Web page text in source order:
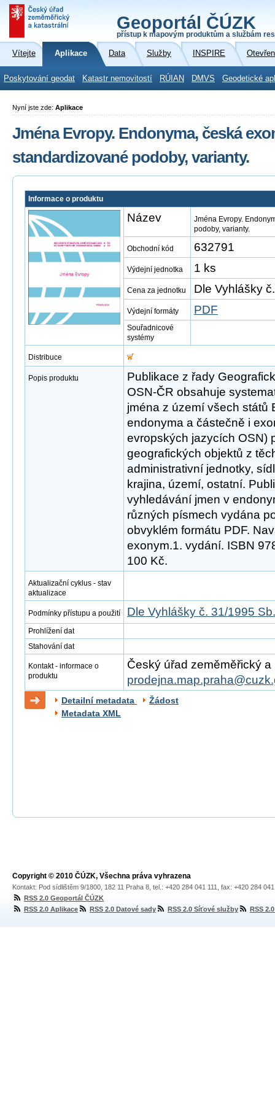
Geoportál ČÚZK
přístup k mapovým produktům a službám
Vítejte Aplikace Data Služby INSPIRE
Poskytování geodat Katastr nemovitostí RÚIAN DMVS Geodetické
Nyní jste zde: Aplikace
Jména Evropy. Endonyma, česká
standardizované podoby, varianty.
Informace o produktu
Název
Jména Evropy.
podoby, varianty.
Obchodní kód 632791
Výdejní jednotka 1 ks
Cena za jednotku Dle Vyhlášky
Výdejní formáty PDF
Souřadnicové
systémy
Distribuce
Popis produktu
Publikace z řady
OSN-ČR obsahuje
jména z území všech států
endonyma a částečně i
evropských jazycích OSN)
geografických objektů z
administrativní jednotky,
krajina, území, ostatní.
vyhledávání jmen v
různých písmech vydána
obvyklém formátu PDF.
exonym.1. vydání. ISBN
100 Kč.
Aktualizační cyklus - stav
aktualizace
Podmínky přístupu a použití Dle Vyhlášky č. 31/1995 Sb.
Prohlížení dat
Stahování dat
Kontakt - informace o
produktu
Český úřad zeměměřický
Detailní metadata
Žádost
Metadata XML
Copyright © 2010 ČÚZK, Všechna práva vyhrazena
Kontakt: Pod sídlištěm 9/1800, 182 11 Praha 8, tel.: +420 284 041 111, fax: +420 284
RSS 2.0 Geoportál ČÚZK
RSS 2.0 Aplikace
RSS 2.0 Datové sady RSS 2.0 Síťové služby RSS